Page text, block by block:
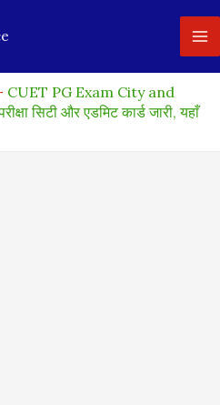
CUET PG Exam City and
सिटी और एडमिट कार्ड जारी, यहाँ